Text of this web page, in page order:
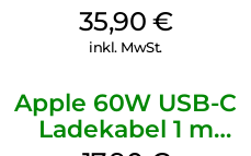
MagSafe
Transparent
35,90 €
inkl. MwSt.
Apple 60W USB-C
Ladekabel 1 m